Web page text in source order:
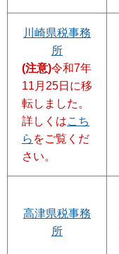
川崎県税事務
所
(注意)令和7年
11月25日に移
転しました。
詳しくはこち
ら をご覧くだ
さい。
高津県税事務
所